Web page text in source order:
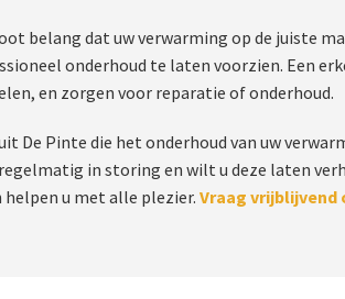
belang dat uw verwarming op de juiste
onderhoud te laten voorzien. Een
en zorgen voor reparatie of onderhoud.
De Pinte die het onderhoud van uw
in storing en wilt u deze laten
u met alle plezier. Vraag vrijblijvend